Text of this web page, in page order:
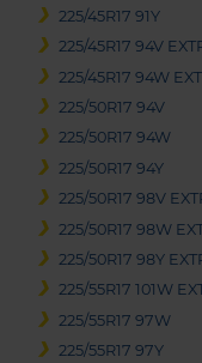
225/45R17 91Y
225/45R17 94V
225/45R17 94W
225/50R17 94V
225/50R17 94W
225/50R17 94Y
225/50R17 98V
225/50R17 98W
225/50R17 98Y
225/55R17 101W
225/55R17 97W
225/55R17 97Y